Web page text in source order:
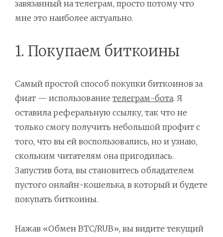
завязанный на телеграм, просто потому что
мне это наиболее актуально.
1. Покупаем биткоины
Самый простой способ покупки биткоинов за
фиат — использование телеграм-бота. Я
оставила реферальную ссылку, так что не
только смогу получить небольшой профит с
того, что вы ей воспользовались, но и узнаю,
скольким читателям она пригодилась.
Запустив бота, вы становитесь обладателем
пустого онлайн-кошелька, в который и будете
покупать биткоины.
Нажав «Обмен BTC/RUB», вы видите текущий